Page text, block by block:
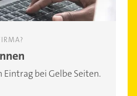
bei Gelbe Seiten.